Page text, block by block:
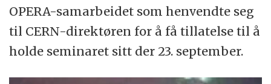
OPERA-samarbeidet som henvendte seg
til CERN-direktøren for å få tillatelse til å
holde seminaret sitt der 23. september.